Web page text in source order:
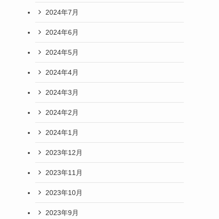
2024年7月
2024年6月
2024年5月
2024年4月
2024年3月
2024年2月
2024年1月
2023年12月
2023年11月
2023年10月
2023年9月